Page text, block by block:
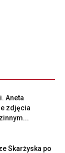
Aneta
zdjęcia
Skarżyska po